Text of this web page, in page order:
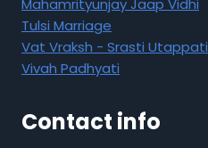
Mahamrityunjay Jaap Vidhi
Tulsi Marriage
Vat Vraksh - Srasti Utappati
Vivah Padhyati
Contact info